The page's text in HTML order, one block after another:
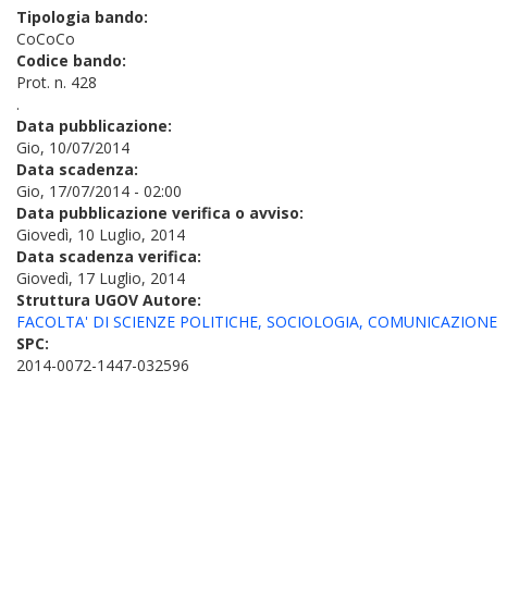
Tipologia bando:
CoCoCo
Codice bando:
Prot. n. 428
.
Data pubblicazione:
Gio, 10/07/2014
Data scadenza:
Gio, 17/07/2014 - 02:00
Data pubblicazione verifica o avviso:
Giovedì, 10 Luglio, 2014
Data scadenza verifica:
Giovedì, 17 Luglio, 2014
Struttura UGOV Autore:
FACOLTA' DI SCIENZE POLITICHE, SOCIOLOGIA, COMUNICAZIONE
SPC:
2014-0072-1447-032596